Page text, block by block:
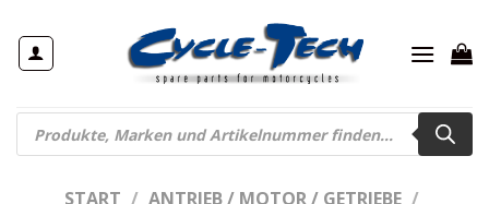
Inhalt
springen
Products
search
START / ANTRIEB / MOTOR / GETRIEBE /